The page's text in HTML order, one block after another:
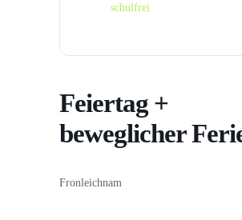
schulfrei
Feiertag +
beweglicher
Fronleichnam